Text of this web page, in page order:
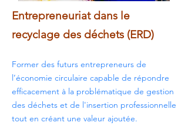
Entrepreneuriat dans le
recyclage des déchets (ERD)
Former des futurs entrepreneurs de
l’économie circulaire capable de répondre
efficacement à la problématique de gestion
des déchets et de l'insertion professionnelle
tout en créant une valeur ajoutée.